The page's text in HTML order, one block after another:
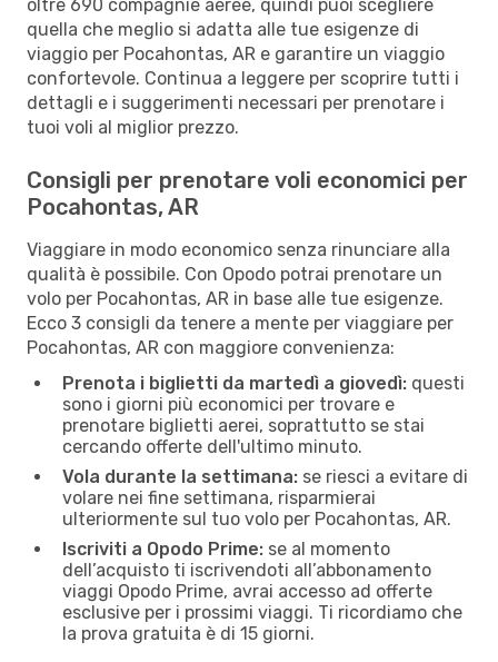
oltre 690 compagnie aeree, quindi puoi scegliere
quella che meglio si adatta alle tue esigenze di
viaggio per Pocahontas, AR e garantire un viaggio
confortevole. Continua a leggere per scoprire tutti i
dettagli e i suggerimenti necessari per prenotare i
tuoi voli al miglior prezzo.
Consigli per prenotare voli economici per
Pocahontas, AR
Viaggiare in modo economico senza rinunciare alla
qualità è possibile. Con Opodo potrai prenotare un
volo per Pocahontas, AR in base alle tue esigenze.
Ecco 3 consigli da tenere a mente per viaggiare per
Pocahontas, AR con maggiore convenienza:
Prenota i biglietti da martedì a giovedì: questi
sono i giorni più economici per trovare e
prenotare biglietti aerei, soprattutto se stai
cercando offerte dell'ultimo minuto.
Vola durante la settimana: se riesci a evitare di
volare nei fine settimana, risparmierai
ulteriormente sul tuo volo per Pocahontas, AR.
Iscriviti a Opodo Prime: se al momento
dell’acquisto ti iscrivendoti all’abbonamento
viaggi Opodo Prime, avrai accesso ad offerte
esclusive per i prossimi viaggi. Ti ricordiamo che
la prova gratuita è di 15 giorni.